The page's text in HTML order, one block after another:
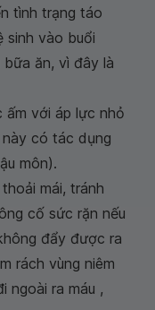
tình trạng táo
sinh vào buổi
ăn, vì đây là
ấm với áp lực nhỏ
có tác dụng
môn).
mái, tránh
cố sức rặn nếu
đẩy được ra
rách vùng niêm
ngoài ra máu ,